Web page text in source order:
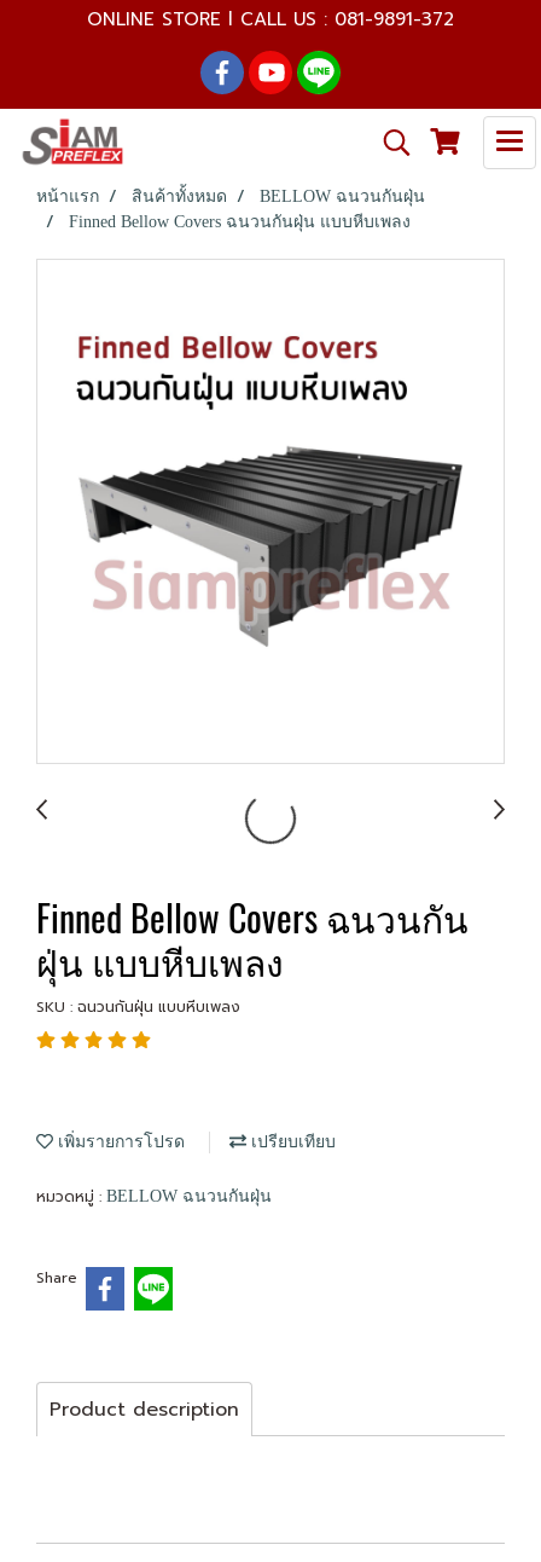
ONLINE STORE l CALL US : 081-9891-372
หน้าแรก สินค้าทั้งหมด
BELLOW ฉนวนกันฝุ่น
Finned Bellow Covers ฉนวนกันฝุ่น แบบหีบเพลง
Finned Bellow Covers ฉนวนกัน
ฝุ่น แบบหีบเพลง
SKU : ฉนวนกันฝุ่น แบบหีบเพลง
เพิ่มรายการโปรด เปรียบเทียบ
หมวดหมู่ : BELLOW ฉนวนกันฝุ่น
Share
Product description